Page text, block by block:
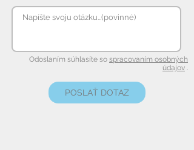
Odoslaním súhlasíte so spracovaním osobných
údajov .
POSLAŤ DOTAZ